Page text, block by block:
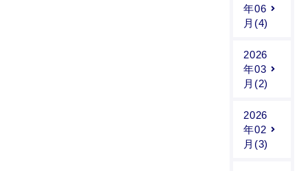
年06
月(4)
2026
年03
月(2)
2026
年02
月(3)